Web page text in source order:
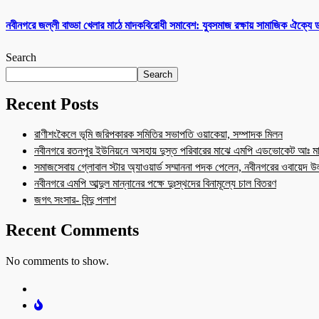
নবীনগরে জল্লী বাড্ডা খেলার মাঠে মাদকবিরোধী সমাবেশ: যুবসমাজ রক্ষায় সামাজিক
Search
Search
Recent Posts
রাণীশংকৈলে ভূমি জরিপকারক সমিতির সভাপতি ওয়াকেয়া, সম্পাদক মিলন
নবীনগরে রতনপুর ইউনিয়নে অসহায় দুস্ত পরিবারের মাঝে এমপি এডভোকেট আঃ
সমাজসেবায় গ্লোবাল স্টার অ্যাওয়ার্ড সম্মাননা পদক পেলেন, নবীনগরের ওবায়েদ
নবীনগরে এমপি আব্দুল মান্নানের পক্ষে দুঃস্থদের বিনামূল্যে চাল বিতরণ
জগৎ সংসার- বিন্দু পলাশ
Recent Comments
No comments to show.